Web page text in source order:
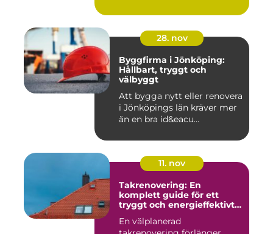
28. nov
Byggfirma i Jönköping:
Hållbart, tryggt och
välbyggt
Att bygga nytt eller renovera
i Jönköpings län kräver mer
än en bra id&eacu...
11. nov
Takrenovering: En
komplett guide för ett
tryggt och energieffektivt
En välplanerad